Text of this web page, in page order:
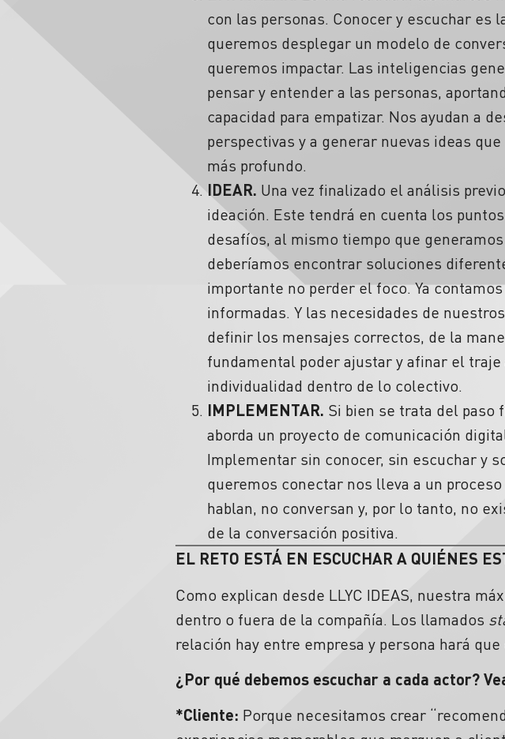
con las personas. Conocer y escuchar es
queremos desplegar un modelo de
queremos impactar. Las inteligencias
pensar y entender a las personas,
capacidad para empatizar. Nos ayudan a
perspectivas y a generar nuevas ideas
más profundo.
IDEAR. Una vez finalizado el análisis
ideación. Este tendrá en cuenta los
desafíos, al mismo tiempo que
deberíamos encontrar soluciones
importante no perder el foco. Ya
informadas. Y las necesidades de
definir los mensajes correctos, de la
fundamental poder ajustar y afinar el
individualidad dentro de lo colectivo.
IMPLEMENTAR. Si bien se trata del paso
aborda un proyecto de comunicación
Implementar sin conocer, sin escuchar y
queremos conectar nos lleva a un
hablan, no conversan y, por lo tanto, no
de la conversación positiva.
EL RETO ESTÁ EN ESCUCHAR A QUIÉNES
Como explican desde LLYC IDEAS, nuestra
dentro o fuera de la compañía. Los llamados
relación hay entre empresa y persona hará
¿Por qué debemos escuchar a cada actor?
*Cliente: Porque necesitamos crear